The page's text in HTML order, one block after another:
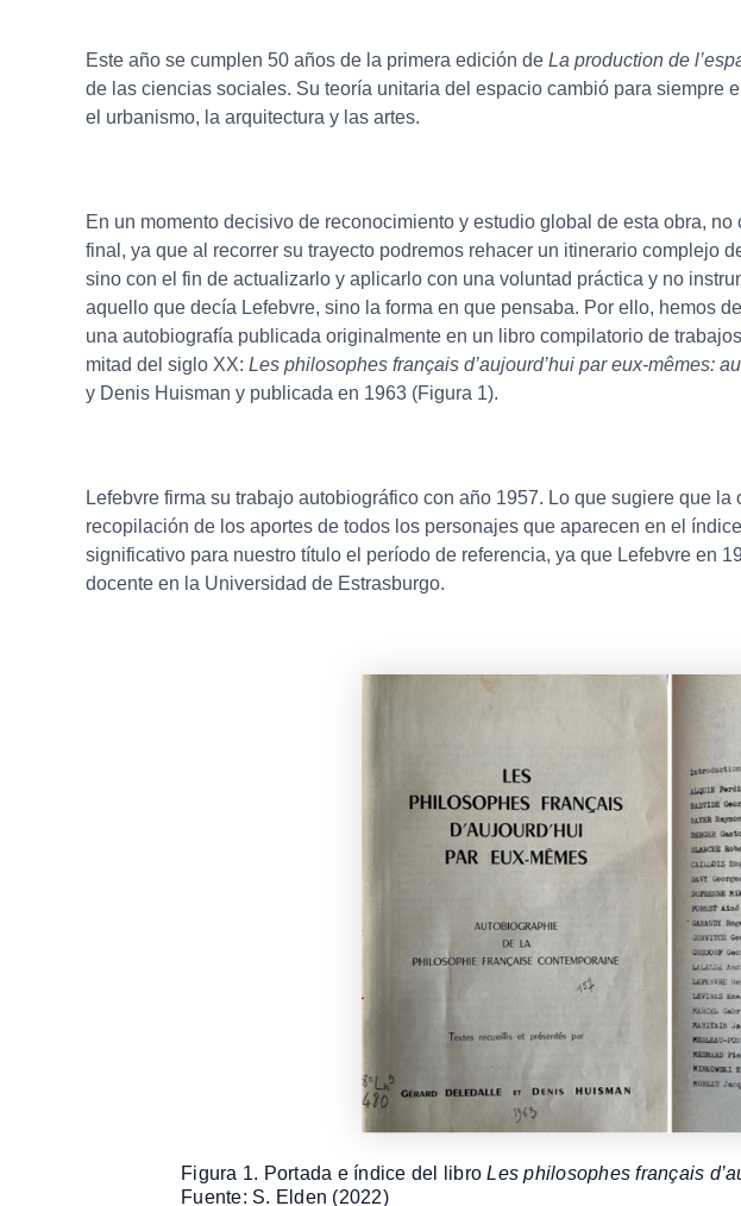
Este año se cumplen 50 años de la primera edición de La production de
de las ciencias sociales. Su teoría unitaria del espacio cambió para
el urbanismo, la arquitectura y las artes.
En un momento decisivo de reconocimiento y estudio global de esta obra,
final, ya que al recorrer su trayecto podremos rehacer un itinerario complejo
sino con el fin de actualizarlo y aplicarlo con una voluntad práctica y no
aquello que decía Lefebvre, sino la forma en que pensaba. Por ello, hemos
una autobiografía publicada originalmente en un libro compilatorio de
mitad del siglo XX: Les philosophes français d’aujourd’hui par eux-mêmes:
y Denis Huisman y publicada en 1963 (Figura 1).
Lefebvre firma su trabajo autobiográfico con año 1957. Lo que sugiere que
recopilación de los aportes de todos los personajes que aparecen en el
significativo para nuestro título el período de referencia, ya que Lefebvre en
docente en la Universidad de Estrasburgo.
Figura 1. Portada e índice del libroLes philosophes français
Fuente: S. Elden (2022)